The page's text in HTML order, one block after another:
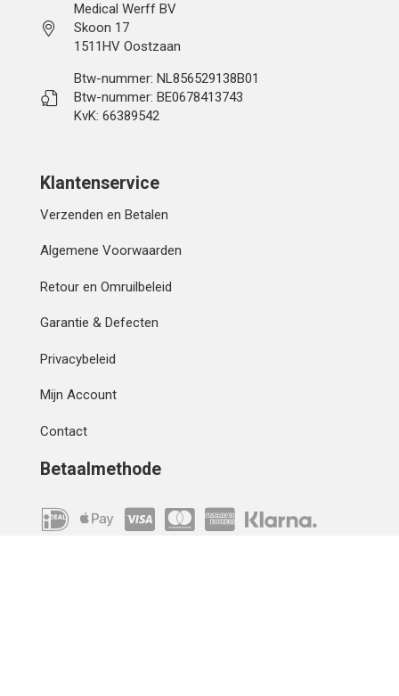
Medical Werff BV
Skoon 17
1511HV Oostzaan
Btw-nummer: NL856529138B01
Btw-nummer: BE0678413743
KvK: 66389542
Klantenservice
Verzenden en Betalen
Algemene Voorwaarden
Retour en Omruilbeleid
Garantie & Defecten
Privacybeleid
Mijn Account
Contact
Betaalmethode